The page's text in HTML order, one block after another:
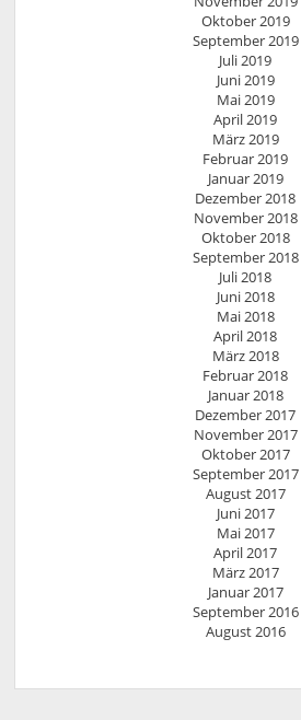
Oktober 2019
September 2019
Juli 2019
Juni 2019
Mai 2019
April 2019
März 2019
Februar 2019
Januar 2019
Dezember 2018
November 2018
Oktober 2018
September 2018
Juli 2018
Juni 2018
Mai 2018
April 2018
März 2018
Februar 2018
Januar 2018
Dezember 2017
November 2017
Oktober 2017
September 2017
August 2017
Juni 2017
Mai 2017
April 2017
März 2017
Januar 2017
September 2016
August 2016